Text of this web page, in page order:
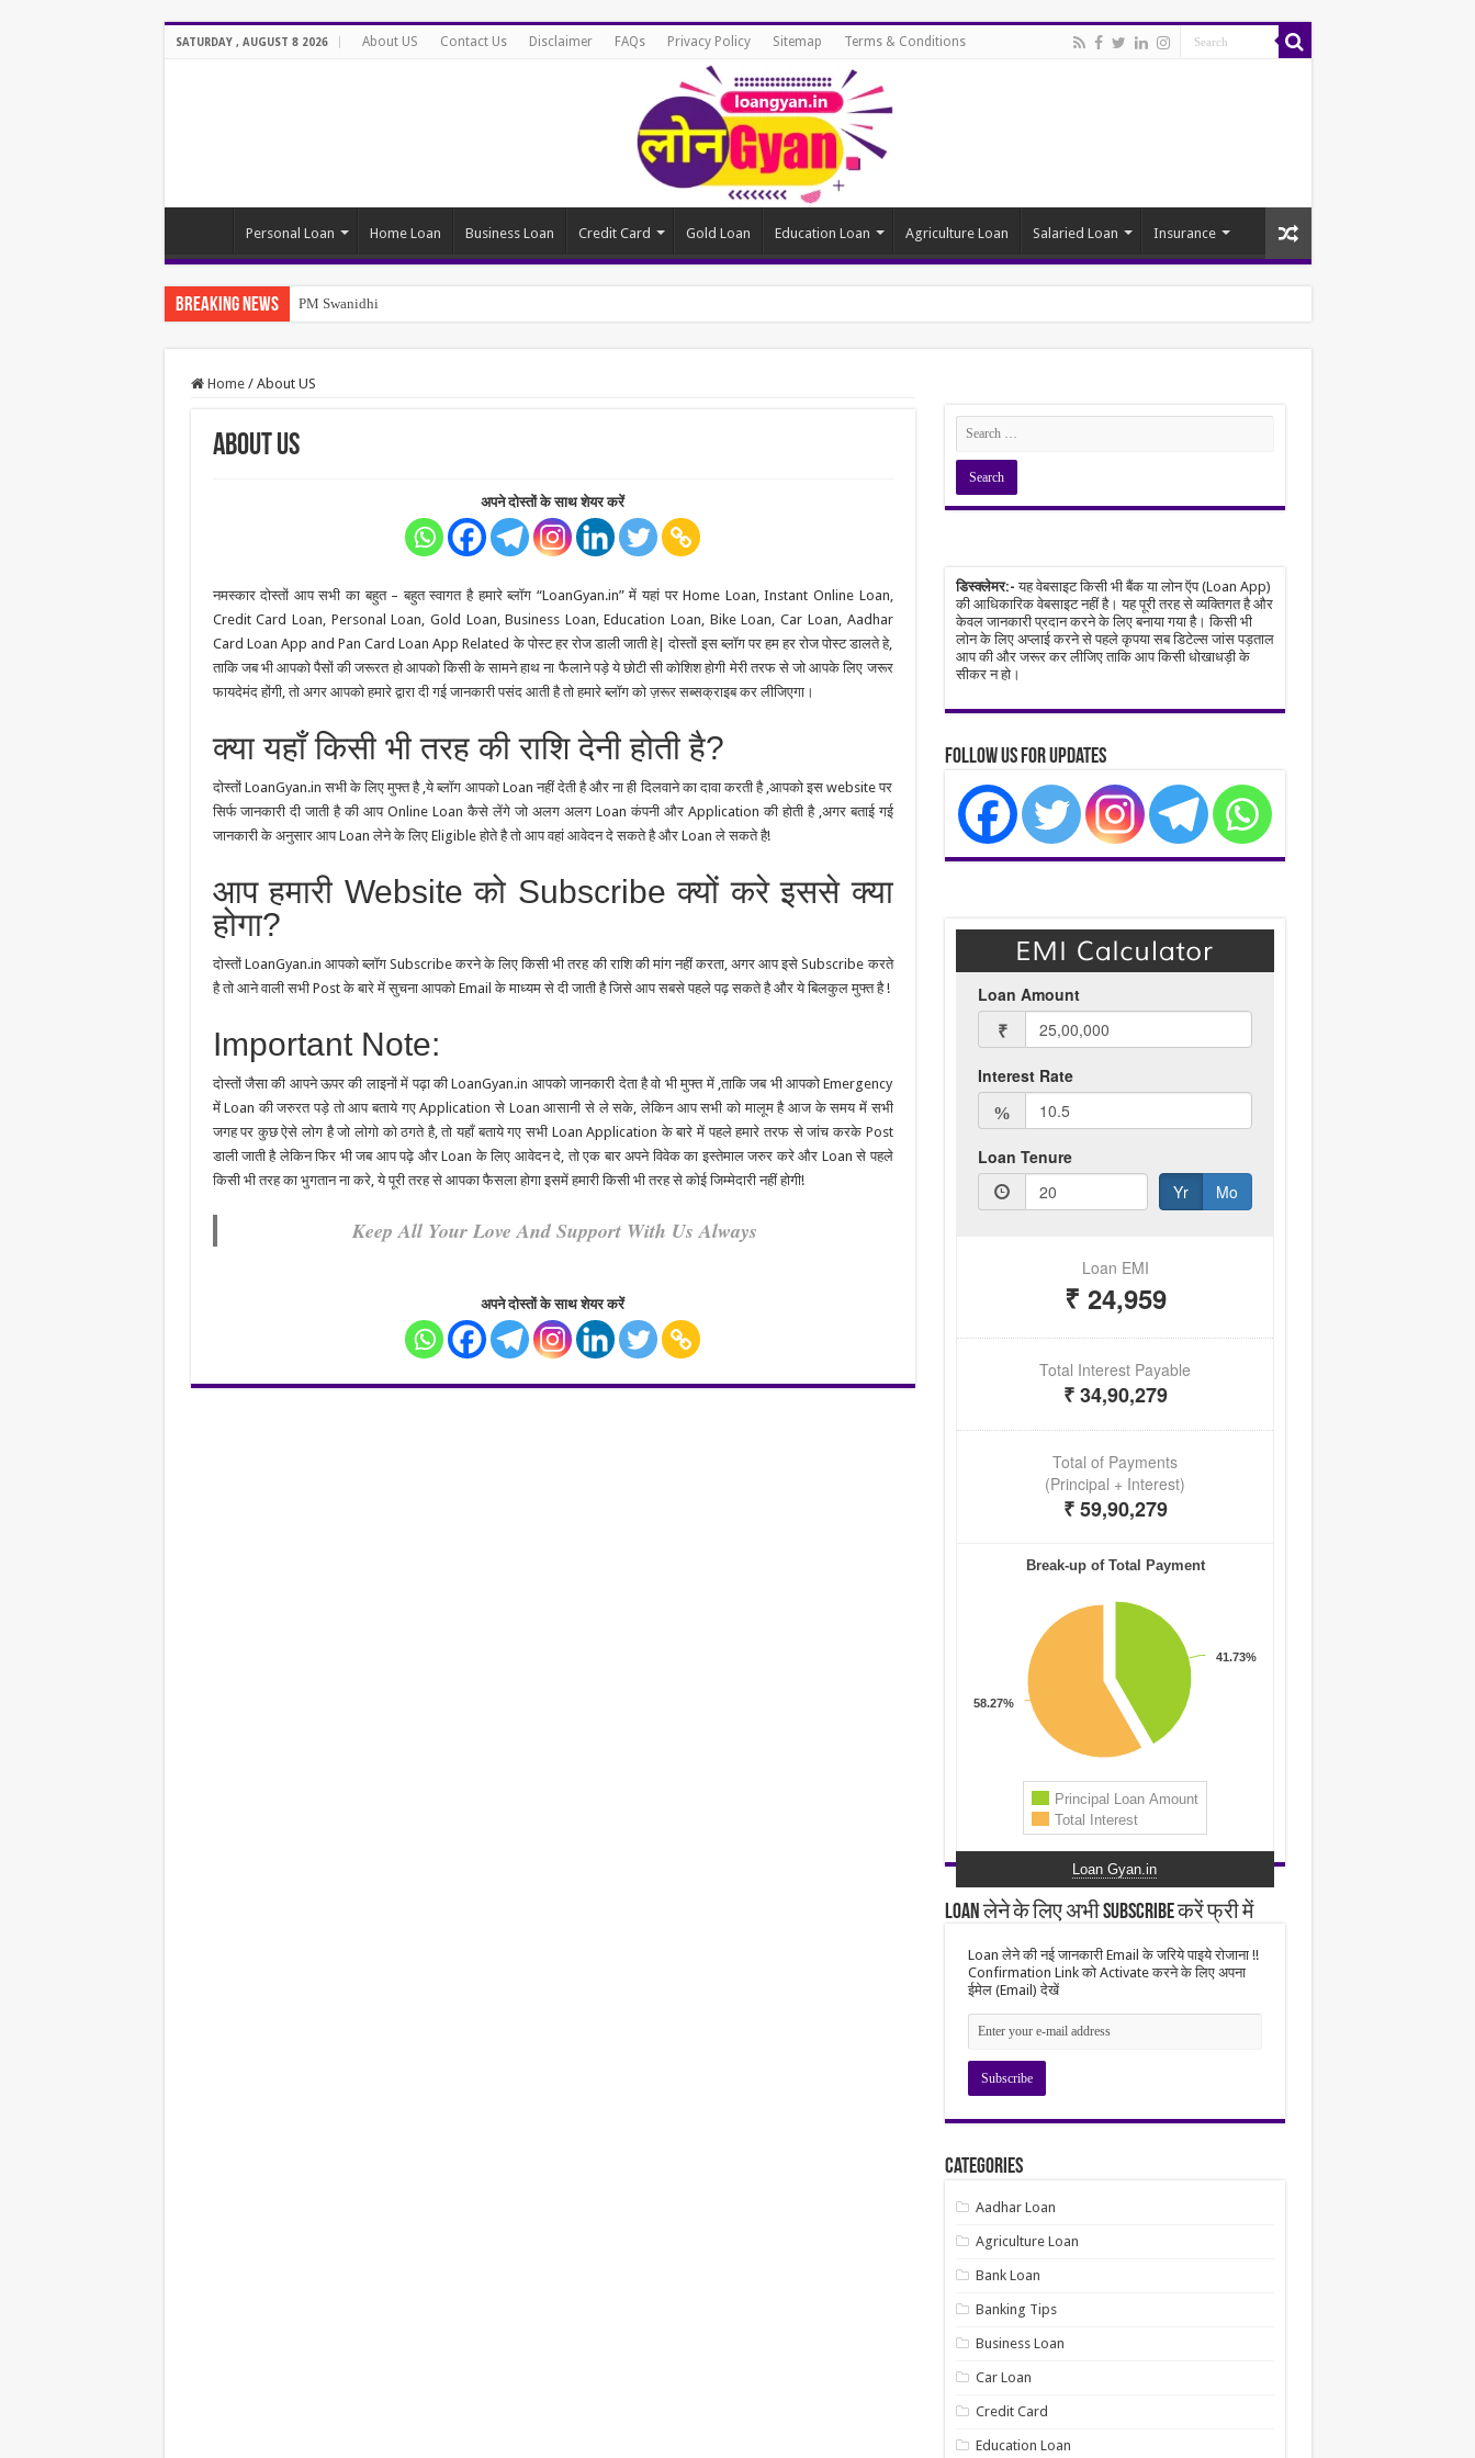
SATURDAY , AUGUST 8 2026 About US Contact Us Disclaimer FAQs Privacy Policy Sitemap Terms & Conditions
Personal Loan Home Loan Business Loan Credit Card Gold Loan Education Loan Agriculture Loan Salaried Loan Insurance
Breaking News PM Swanidhi Yojana
Home / About US
About US
अपने दोस्तों के साथ शेयर करें
नमस्कार दोस्तों आप सभी का बहुत – बहुत स्वागत है हमारे ब्लॉग “LoanGyan.in” में यहां पर Home Loan, Instant Online Loan,
Credit Card Loan, Personal Loan, Gold Loan, Business Loan, Education Loan, Bike Loan, Car Loan, Aadhar
Card Loan App and Pan Card Loan App Related के पोस्ट हर रोज डाली जाती हे| दोस्तों इस ब्लॉग पर हम हर रोज पोस्ट डालते हे,
ताकि जब भी आपको पैसों की जरूरत हो आपको किसी के सामने हाथ ना फैलाने पड़े ये छोटी सी कोशिश होगी मेरी तरफ से जो आपके लिए जरूर
फायदेमंद होंगी, तो अगर आपको हमारे द्वारा दी गई जानकारी पसंद आती है तो हमारे ब्लॉग को ज़रूर सब्सक्राइब कर लीजिएगा।
क्या यहाँ किसी भी तरह की राशि देनी होती है?
दोस्तों LoanGyan.in सभी के लिए मुफ्त है ,ये ब्लॉग आपको Loan नहीं देती है और ना ही दिलवाने का दावा करती है ,आपको इस website पर
सिर्फ जानकारी दी जाती है की आप Online Loan कैसे लेंगे जो अलग अलग Loan कंपनी और Application की होती है ,अगर बताई गई
जानकारी के अनुसार आप Loan लेने के लिए Eligible होते है तो आप वहां आवेदन दे सकते है और Loan ले सकते है!
आप हमारी Website को Subscribe क्यों करे इससे क्या
होगा?
दोस्तों LoanGyan.in आपको ब्लॉग Subscribe करने के लिए किसी भी तरह की राशि की मांग नहीं करता, अगर आप इसे Subscribe करते
है तो आने वाली सभी Post के बारे में सुचना आपको Email के माध्यम से दी जाती है जिसे आप सबसे पहले पढ़ सकते है और ये बिलकुल मुफ्त है !
Important Note:
दोस्तों जैसा की आपने ऊपर की लाइनों में पढ़ा की LoanGyan.in आपको जानकारी देता है वो भी मुफ्त में ,ताकि जब भी आपको Emergency
में Loan की जरुरत पड़े तो आप बताये गए Application से Loan आसानी से ले सके, लेकिन आप सभी को मालूम है आज के समय में सभी
जगह पर कुछ ऐसे लोग है जो लोगो को ठगते है, तो यहाँ बताये गए सभी Loan Application के बारे में पहले हमारे तरफ से जांच करके Post
डाली जाती है लेकिन फिर भी जब आप पढ़े और Loan के लिए आवेदन दे, तो एक बार अपने विवेक का इस्तेमाल जरुर करे और Loan से पहले
किसी भी तरह का भुगतान ना करे, ये पूरी तरह से आपका फैसला होगा इसमें हमारी किसी भी तरह से कोई जिम्मेदारी नहीं होगी!
Keep All Your Love And Support With Us Always
अपने दोस्तों के साथ शेयर करें
डिस्क्लेमर:- यह वेबसाइट किसी भी बैंक या लोन ऍप (Loan App)
की आधिकारिक वेबसाइट नहीं है। यह पूरी तरह से व्यक्तिगत है और
केवल जानकारी प्रदान करने के लिए बनाया गया है। किसी भी
लोन के लिए अप्लाई करने से पहले कृपया सब डिटेल्स जांस पड़ताल
आप की और जरूर कर लीजिए ताकि आप किसी धोखाधड़ी के
सीकर न हो।
Follow Us for Updates
Loan Gyan.in
Loan लेने के लिए अभी Subscribe करें फ्री में
Loan लेने की नई जानकारी Email के जरिये पाइये रोजाना !!
Confirmation Link को Activate करने के लिए अपना
ईमेल (Email) देखें
Categories
Aadhar Loan
Agriculture Loan
Bank Loan
Banking Tips
Business Loan
Car Loan
Credit Card
Education Loan